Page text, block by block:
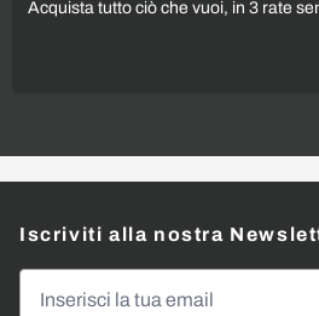
Acquista tutto ciò che vuoi, in 3 rate
Iscriviti alla nostra